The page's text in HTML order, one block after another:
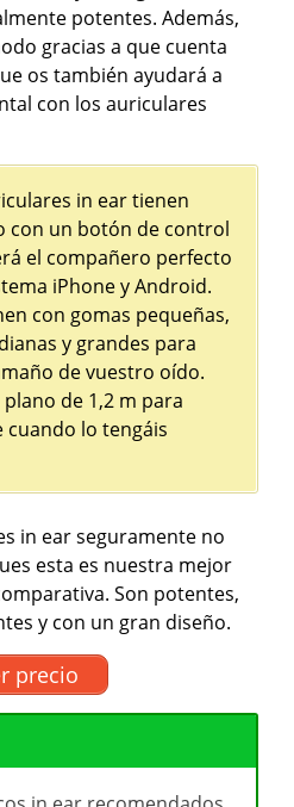
potentes. Además,
gracias a que cuenta
os también ayudará a
con los auriculares
in ear tienen
con un botón de control
el compañero perfecto
iPhone y Android.
con gomas pequeñas,
y grandes para
de vuestro oído.
de 1,2 m para
cuando lo tengáis
in ear seguramente no
esta es nuestra mejor
Son potentes,
y con un gran diseño.
precio